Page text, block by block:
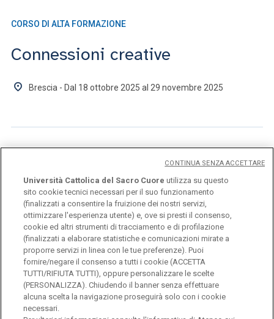
CORSO DI ALTA FORMAZIONE
Connessioni creative
Brescia - Dal 18 ottobre 2025 al 29 novembre 2025
Indagine in sette scene
Milano - 17 ottobre 2025
Università Cattolica del Sacro Cuore
Università Cattolica del Sacro Cuore utilizza su questo
sito cookie tecnici necessari per il suo funzionamento
(finalizzati a consentire la fruizione dei nostri servizi,
ottimizzare l'esperienza utente) e, ove si presti il consenso,
cookie ed altri strumenti di tracciamento e di profilazione
(finalizzati a elaborare statistiche e comunicazioni mirate a
proporre servizi in linea con le tue preferenze). Puoi
fornire/negare il consenso a tutti i cookie (ACCETTA
TUTTI/RIFIUTA TUTTI), oppure personalizzare le scelte
(PERSONALIZZA). Chiudendo il banner senza effettuare
alcuna scelta la navigazione proseguirà solo con i cookie
necessari.
CONTINUA SENZA ACCETTARE